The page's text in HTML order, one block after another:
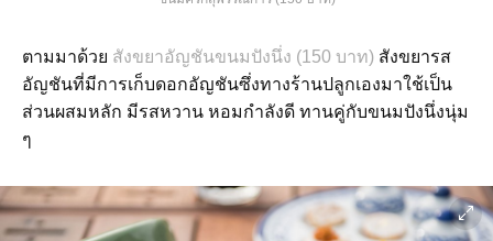
ตามมาด้วย สังขยาอัญชันขนมปังนึ่ง (150 บาท) สังขยารส
อัญชันที่มีการเก็บดอกอัญชันซึ่งทางร้านปลูกเองมาใช้เป็น
ส่วนผสมหลัก มีรสหวาน หอมกำลังดี ทานคู่กับขนมปังนึ่งนุ่ม
ๆ